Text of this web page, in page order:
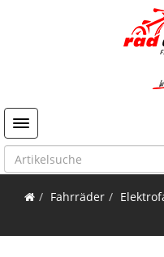
Toggle navigation
Fahrräder